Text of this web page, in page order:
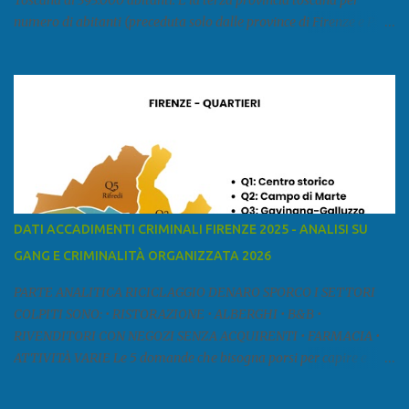
numero di abitanti (preceduta solo dalle province di Firenze e Pisa)
a est con le province di Pistoia e di Firenze, a sud con la provincia di
Lucca Ÿ la Versilia Ÿ la Media Valle del Serchio Ÿ la Garfagnana
Fonte: wikipedia Presenze mafiose e criminali (principali) Le
presenze mafiose in provincia sono assai rilevanti. Si segnala che
nella relazione del 2001 della Commissione parlamentare
Livorno e Lucca agiscono i clan dei Fedele...” Dalla ricerc...
DATI ACCADIMENTI CRIMINALI FIRENZE 2025 - ANALISI SU
GANG E CRIMINALITÀ ORGANIZZATA 2026
PARTE ANALITICA RICICLAGGIO DENARO SPORCO I SETTORI
COLPITI SONO: • RISTORAZIONE • ALBERGHI • B&B •
RIVENDITORI CON NEGOZI SENZA ACQUIRENTI • FARMACIA •
ATTIVITÀ VARIE Le 5 domande che bisogna porsi per capire e